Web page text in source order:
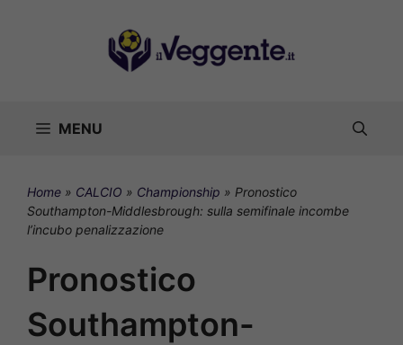
MENU
Home » CALCIO » Championship » Pronostico
Southampton-Middlesbrough: sulla semifinale incombe
l’incubo penalizzazione
Pronostico
Southampton-